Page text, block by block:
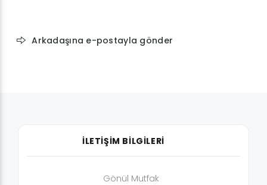
Arkadaşına e-postayla gönder
İLETİŞİM BİLGİLERİ
Gönül Mutfak